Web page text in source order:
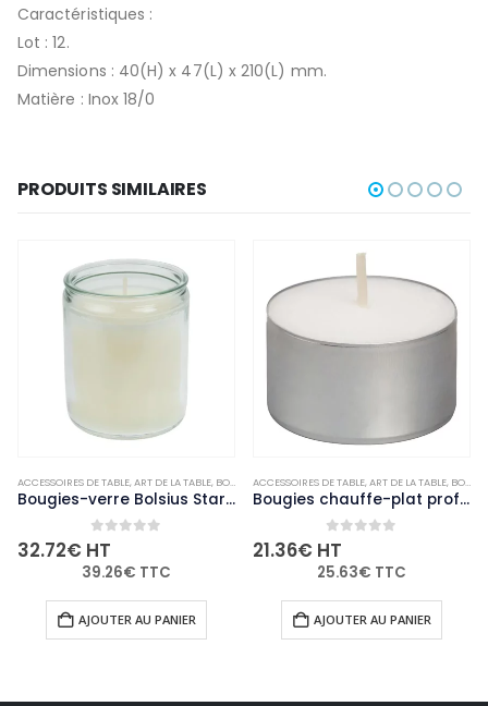
Caractéristiques :
Lot : 12.
Dimensions : 40(H) x 47(L) x 210(L) mm.
Matière : Inox 18/0
PRODUITS SIMILAIRES
,NON-PALETTISABLE
ACCESSOIRES DE TABLE,ART DE LA TABLE, BOUGIES ET PHOTOPHORES ,NON-PALETTISABLE
Bougies-verre Bolsius Starlight transparentes (lot de 8)
0out of 5
32.72€ HT
39.26€ TTC
AJOUTER AU PANIER
ACCESSOIRES DE TABLE,ART DE LA TABLE, BOUGIES ET PHOTOPHORES
Bougies chauffe-plat professionnelles Bolsius 8 heures (lot de 90)
0out of 5
21.36€ HT
25.63€ TTC
AJOUTER AU PANIER